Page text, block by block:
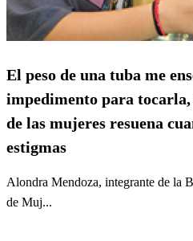
El peso de una tuba me
impedimento para
de las mujeres resuena
estigmas
Alondra Mendoza, integrante de la
de Muj...